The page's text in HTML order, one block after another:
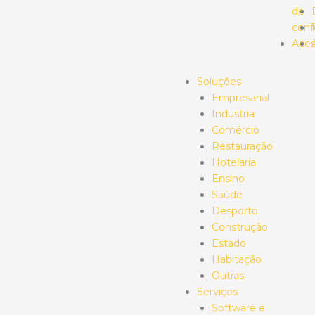
de
Soluções
Empresarial
Industria
Comércio
Restauração
Hotelaria
Ensino
Saúde
Desporto
Construção
Estado
Habitação
Outras
Serviços
Software e